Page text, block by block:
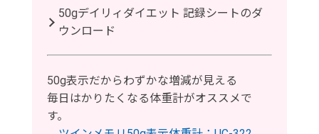
50gデイリィダイエット 記録シートのダ
ウンロード
50g表示だからわずかな増減が見える
毎日はかりたくなる体重計がオススメで
す。